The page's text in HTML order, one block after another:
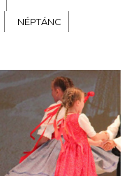
NÉPTÁNC